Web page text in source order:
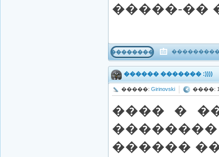
�����-��
���������
������ ������� :))))
�����: Girinovski ����:
���� �
������